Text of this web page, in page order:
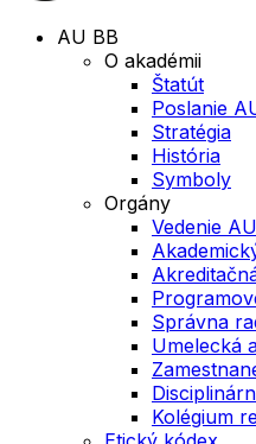
AU BB
O akadémii
Štatút
Poslanie
Stratégia
História
Symboly
Orgány
Vedenie AU
Správna
Umelecká
Kolégium